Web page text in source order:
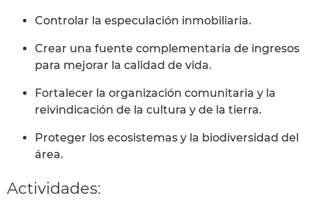
Controlar la especulación inmobiliaria.
Crear una fuente complementaria de ingresos
para mejorar la calidad de vida.
Fortalecer la organización comunitaria y la
reivindicación de la cultura y de la tierra.
Proteger los ecosistemas y la biodiversidad del
área.
Actividades: